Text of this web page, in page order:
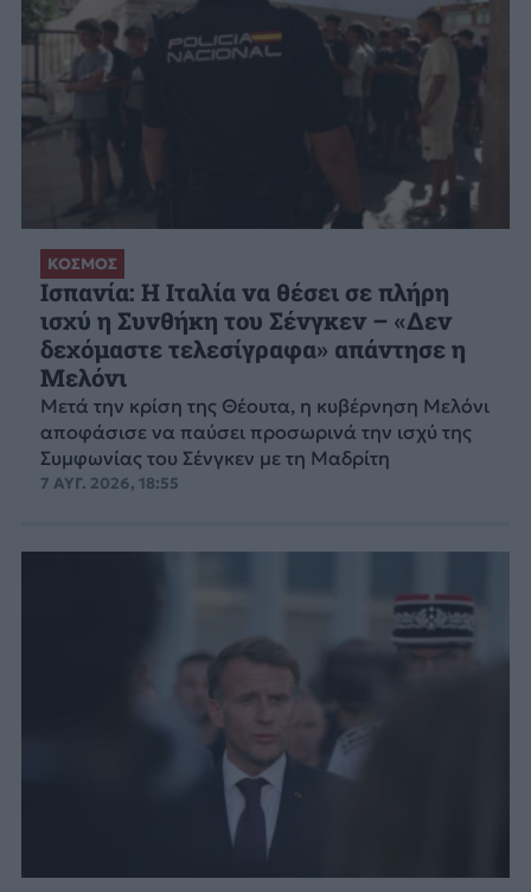
ΚΟΣΜΟΣ
Ισπανία: Η Ιταλία να θέσει σε πλήρη
ισχύ η Συνθήκη του Σένγκεν – «Δεν
δεχόμαστε τελεσίγραφα» απάντησε η
Μελόνι
Μετά την κρίση της Θέουτα, η κυβέρνηση Μελόνι
αποφάσισε να παύσει προσωρινά την ισχύ της
Συμφωνίας του Σένγκεν με τη Μαδρίτη
7 ΑΥΓ. 2026, 18:55